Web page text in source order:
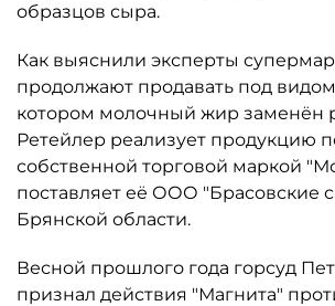
образцов сыра.
Как выяснили эксперты
продолжают продавать под
котором молочный жир заменён
Ретейлер реализует продукцию
собственной торговой маркой
поставляет её ООО "Брасовские
Брянской области.
Весной прошлого года горсуд
признал действия "Магнита"